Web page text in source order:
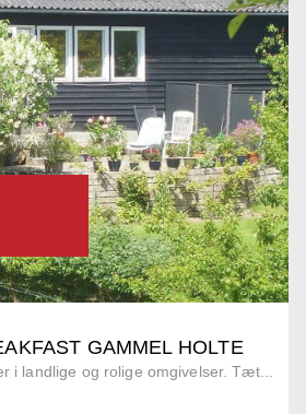
GAMMEL HOLTE
i landlige og rolige omgivelser. Tæt...